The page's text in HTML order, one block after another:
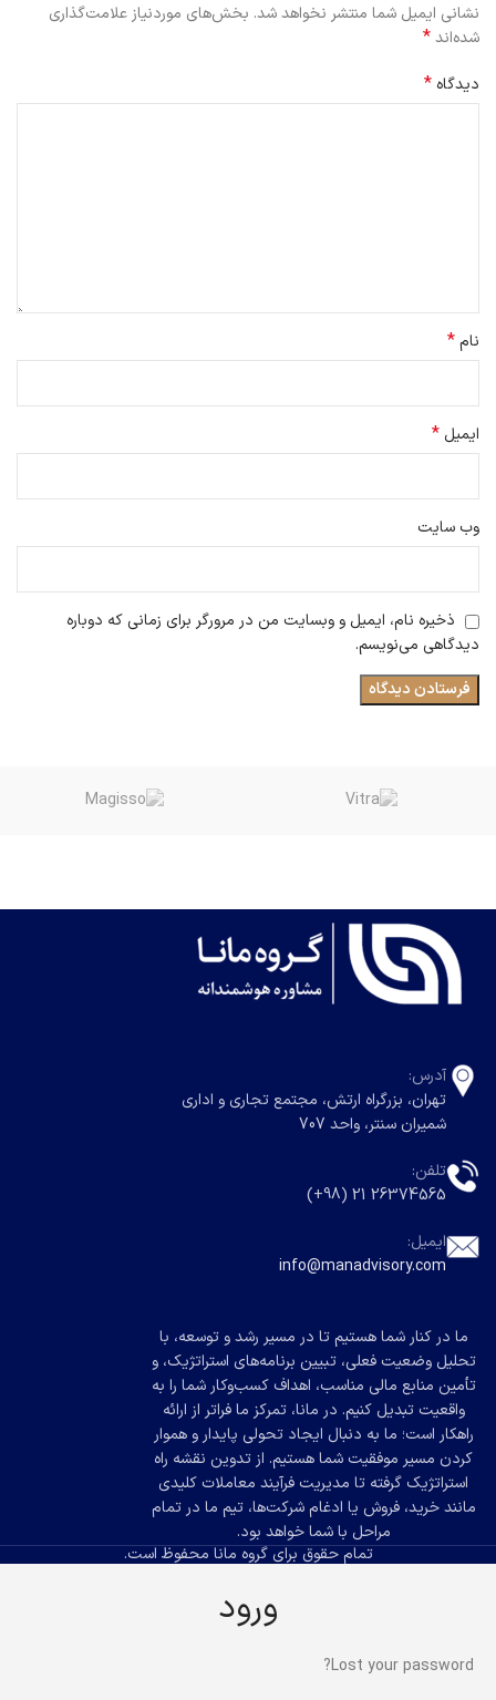
نشانی ایمیل شما منتشر نخواهد شد. بخش‌های موردنیاز علامت‌گذاری
شده‌اند*
دیدگاه *
نام*
ایمیل *
وب‌ سایت
ذخیره نام، ایمیل و وبسایت من در مرورگر برای زمانی که دوباره
دیدگاهی می‌نویسم.
آدرس:
تهران، بزرگراه ارتش، مجتمع تجاری و اداری
شمیران سنتر، واحد 707
تلفن:
26374565 21 (98+)
ایمیل:
info@manadvisory.com
ما در کنار شما هستیم تا در مسیر رشد و توسعه، با
تحلیل وضعیت فعلی، تبیین برنامه‌های استراتژیک، و
تأمین منابع مالی مناسب، اهداف کسب‌وکار شما را به
واقعیت تبدیل کنیم. در مانا، تمرکز ما فراتر از ارائه
راهکار است؛ ما به دنبال ایجاد تحولی پایدار و هموار
کردن مسیر موفقیت شما هستیم. از تدوین نقشه راه
استراتژیک گرفته تا مدیریت فرآیند معاملات کلیدی
مانند خرید، فروش یا ادغام شرکت‌ها، تیم ما در تمام
مراحل با شما خواهد بود.
تمام حقوق برای گروه مانا محفوظ است.
ورود
Lost your password?